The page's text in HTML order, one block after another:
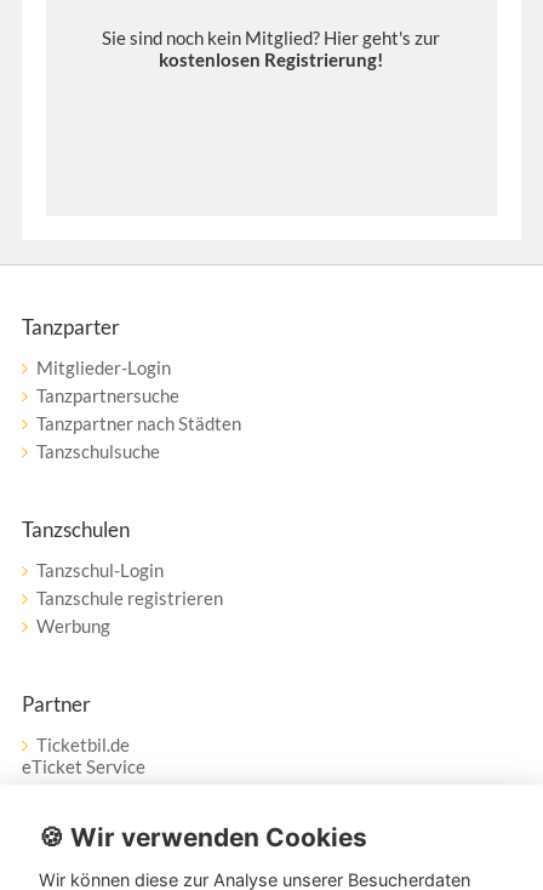
Sie sind noch kein Mitglied? Hier geht's zur
kostenlosen Registrierung!
Tanzparter
Mitglieder-Login
Tanzpartnersuche
Tanzpartner nach Städten
Tanzschulsuche
Tanzschulen
Tanzschul-Login
Tanzschule registrieren
Werbung
Partner
Ticketbil.de
eTicket Service
Vertrag widerrufen
🍪 Wir verwenden Cookies
Wir können diese zur Analyse unserer Besucherdaten